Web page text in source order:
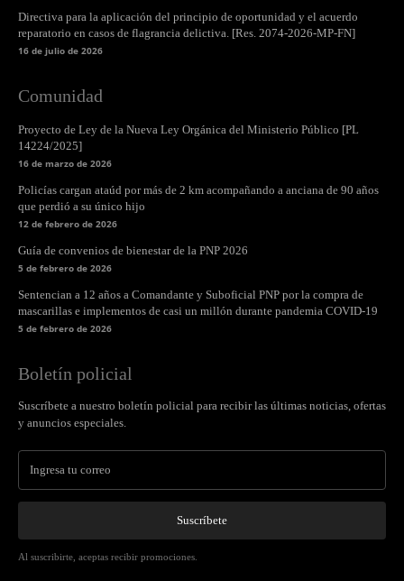
Directiva para la aplicación del principio de oportunidad y el acuerdo
reparatorio en casos de flagrancia delictiva. [Res. 2074-2026-MP-FN]
16 de julio de 2026
Comunidad
Proyecto de Ley de la Nueva Ley Orgánica del Ministerio Público [PL
14224/2025]
16 de marzo de 2026
Policías cargan ataúd por más de 2 km acompañando a anciana de 90 años
que perdió a su único hijo
12 de febrero de 2026
Guía de convenios de bienestar de la PNP 2026
5 de febrero de 2026
Sentencian a 12 años a Comandante y Suboficial PNP por la compra de
mascarillas e implementos de casi un millón durante pandemia COVID-19
5 de febrero de 2026
Boletín policial
Suscríbete a nuestro boletín policial para recibir las últimas noticias, ofertas
y anuncios especiales.
Suscríbete
Al suscribirte, aceptas recibir promociones.